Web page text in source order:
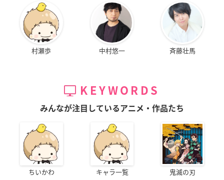
部アニメガ店舗を除く）、HMV、TSUTAYA RECORDS（※一
部店舗除く）・TSUTAYAオンライン、タワーレコード（一部店
舗を除く）、WonderGOO
※特典内容は予告無く変更になる場合がございます。あらかじ
※連動購入特典については、すべて同一の店舗にてお買い求め
※詳しくは各店舗までお問い合わせ下さい。
店舗別購入特典
【楽天ブックス（特典付きカートのみ対象）】
全巻購入特典：描き下ろしアクリルジオラマスタンド+缶バッ
ジセット（○＆○○○）
村瀬歩 中村悠一 斉藤壮馬
KEYWORDS
みんなが注目しているアニメ・作品たち
ちいかわ キャラ一覧 鬼滅の刃